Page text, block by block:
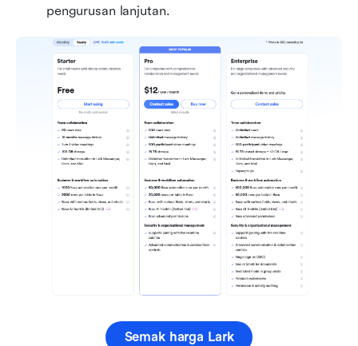
pengurusan lanjutan.
Semak harga Lark